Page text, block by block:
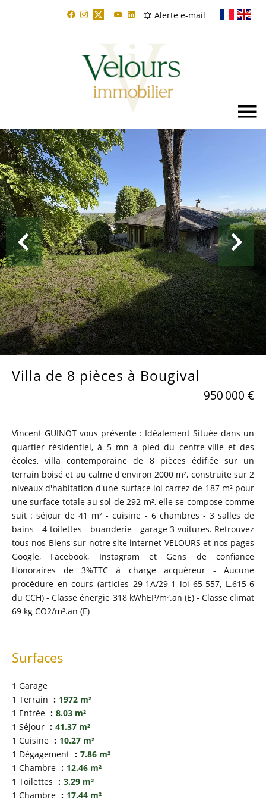
Alerte e-mail
Villa de 8 pièces à Bougival
950 000 €
Vincent GUINOT vous présente : Idéalement Située dans un
quartier résidentiel, à 5 mn à pied du centre-ville et des
écoles, villa contemporaine de 8 pièces édifiée sur un
terrain boisé et au calme d'environ 2000 m², construite sur 2
niveaux d'habitation d'une surface loi carrez de 187 m² pour
une surface totale au sol de 292 m², elle se compose comme
suit : séjour de 41 m² - cuisine - 6 chambres - 3 salles de
bains - 4 toilettes - buanderie - garage 3 voitures. Retrouvez
tous nos Biens sur notre site internet VELOURS et nos pages
Google, Facebook, Instagram et Gens de confiance
Honoraires de 3%TTC à charge acquéreur - Aucune
procédure en cours (articles 29-1A/29-1 loi 65-557, L.615-6
du CCH) - Classe énergie 318 kWhEP/m².an (E) - Classe climat
69 kg CO2/m².an (E)
Surfaces
1 Garage
1 Terrain
1972 m²
1 Entrée
8.03 m²
1 Séjour
41.37 m²
1 Cuisine
10.27 m²
1 Dégagement
7.86 m²
1 Chambre
12.46 m²
1 Toilettes
3.29 m²
1 Chambre
17.44 m²